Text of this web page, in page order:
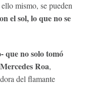
mismo, se pueden
el sol, lo que no se
que no solo tomó
Roa,
del flamante